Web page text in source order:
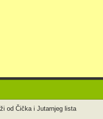
od Čička i Jutarnjeg lista